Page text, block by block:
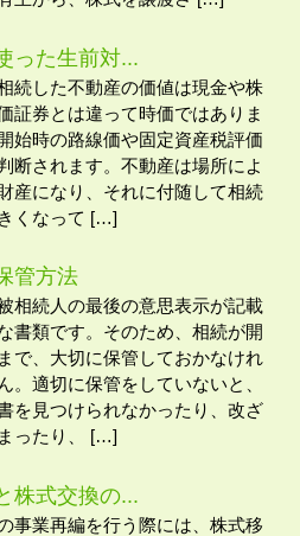
った生前対...
続した不動産の価値は現金や株
証券とは違って時価ではありま
始時の路線価や固定資産税評価
断されます。不動産は場所によ
産になり、それに付随して相続
くなって […]
管方法
相続人の最後の意思表示が記載
書類です。そのため、相続が開
で、大切に保管しておかなけれ
。適切に保管をしていないと、
を見つけられなかったり、改ざ
ったり、 […]
株式交換の...
事業再編を行う際には、株式移